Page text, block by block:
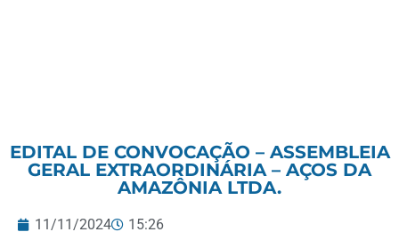
EDITAL DE CONVOCAÇÃO – ASSEMBLEIA
GERAL EXTRAORDINÁRIA – AÇOS DA
AMAZÔNIA LTDA.
11/11/2024 15:26